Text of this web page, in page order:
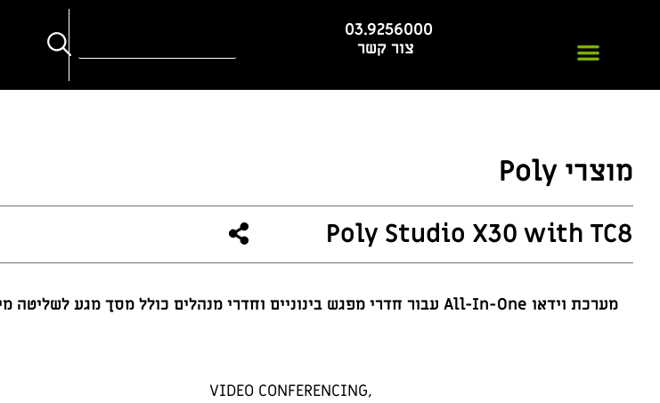
03.9256000
צור קשר
מוצרי Poly
Poly Studio X30 with TC8
מערכת וידאו All-In-One עבור חדרי מפגש בינוניים וחדרי מנהלים כולל מסך מגע לשליטה מיטבית
VIDEO CONFERENCING,